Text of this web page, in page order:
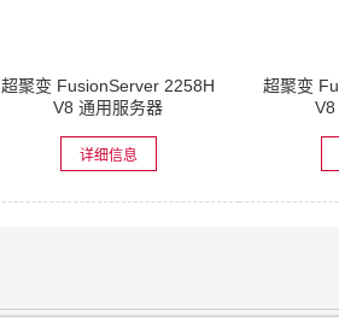
超聚变 FusionServer 2258H
V8 通用服务器
详细信息
超聚变
V8